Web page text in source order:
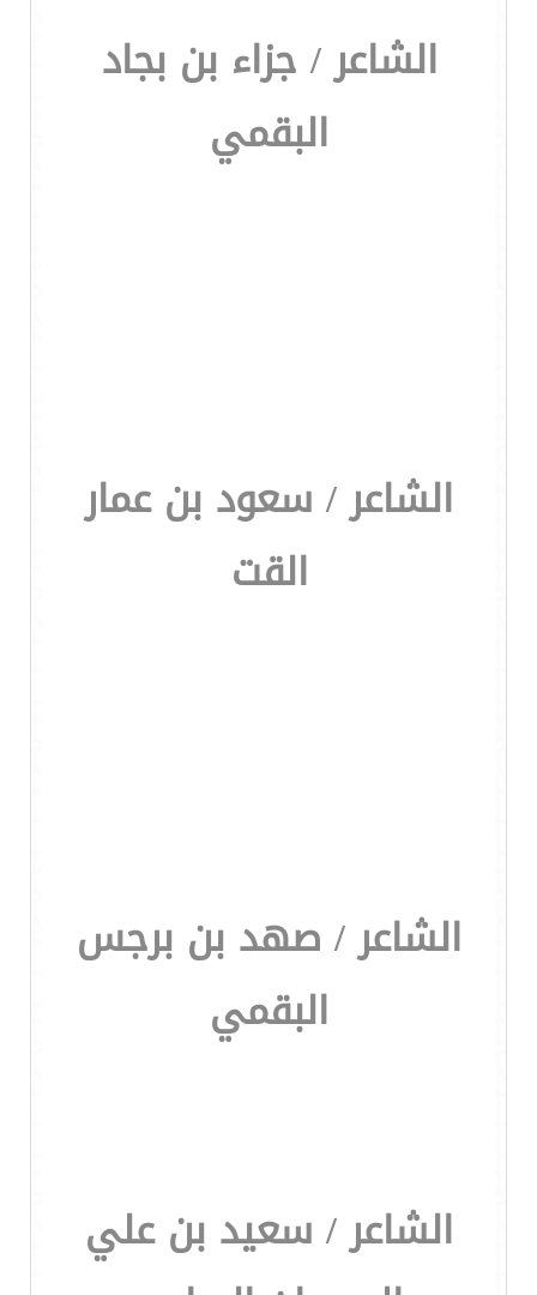
الشاعر / جزاء بن بجاد
البقمي
الشاعر / سعود بن عمار
القت
الشاعر / صهد بن برجس
البقمي
الشاعر / سعيد بن علي